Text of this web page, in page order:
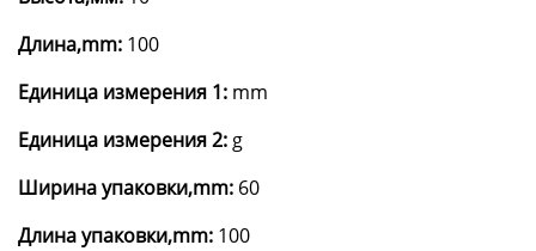
Длина,mm: 100
Единица измерения 1: mm
Единица измерения 2: g
Ширина упаковки,mm: 60
Длина упаковки,mm: 100